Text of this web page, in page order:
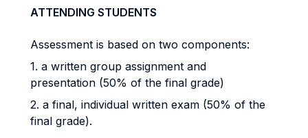
ATTENDING STUDENTS
Assessment is based on two components:
1. a written group assignment and
presentation (50% of the final grade)
2. a final, individual written exam (50% of the
final grade).